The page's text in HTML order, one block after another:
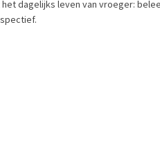
dagelijks leven van vroeger: